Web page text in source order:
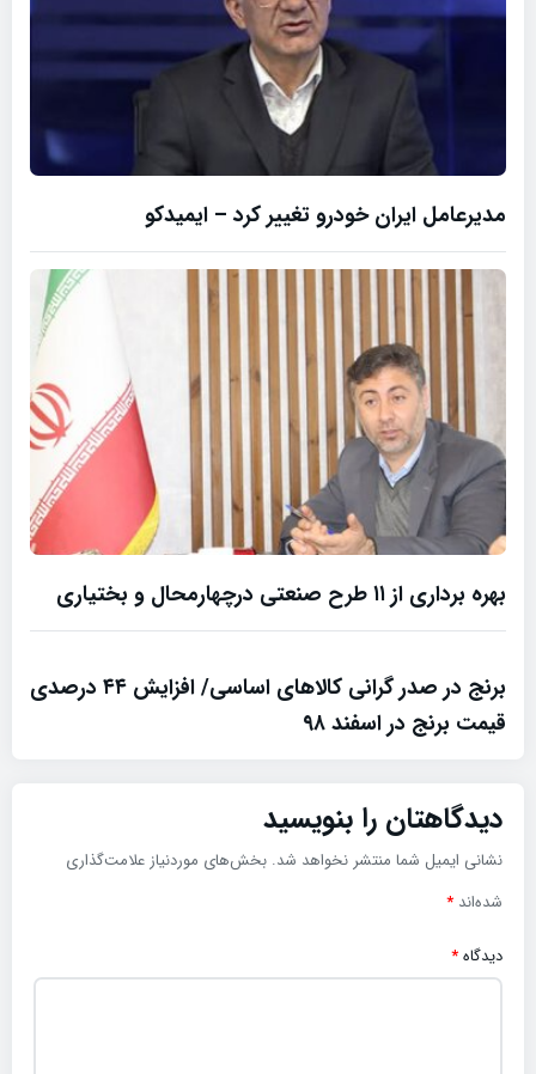
مدیرعامل ایران خودرو تغییر کرد – ایمیدکو
بهره برداری از ۱۱ طرح صنعتی درچهارمحال و بختیاری
برنج در صدر گرانی کالاهای اساسی/ افزایش ۴۴ درصدی
قیمت برنج در اسفند ۹۸
دیدگاهتان را بنویسید
نشانی ایمیل شما منتشر نخواهد شد. بخش‌های موردنیاز علامت‌گذاری
شده‌اند *
دیدگاه*